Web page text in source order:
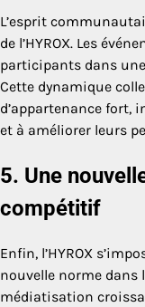
L’esprit
de l’HYROX. Les
participants dans
Cette dynamique
d’appartenance fort,
et à améliorer leurs
5. Une
compétitif
Enfin, l’HYROX
nouvelle norme dans
médiatisation